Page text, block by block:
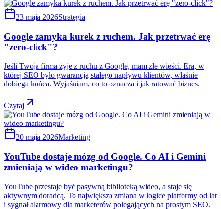
23 maja 2026Strategia
Google zamyka kurek z ruchem. Jak przetrwać erę
"zero-click"?
Jeśli Twoja firma żyje z ruchu z Google, mam złe wieści. Era, w
której SEO było gwarancją stałego napływu klientów, właśnie
dobiega końca. Wyjaśniam, co to oznacza i jak ratować biznes.
Czytaj
20 maja 2026Marketing
YouTube dostaje mózg od Google. Co AI i Gemini
zmieniają w wideo marketingu?
YouTube przestaje być pasywną biblioteką wideo, a staje się
aktywnym doradcą. To największa zmiana w logice platformy od lat
i sygnał alarmowy dla marketerów polegających na prostym SEO.